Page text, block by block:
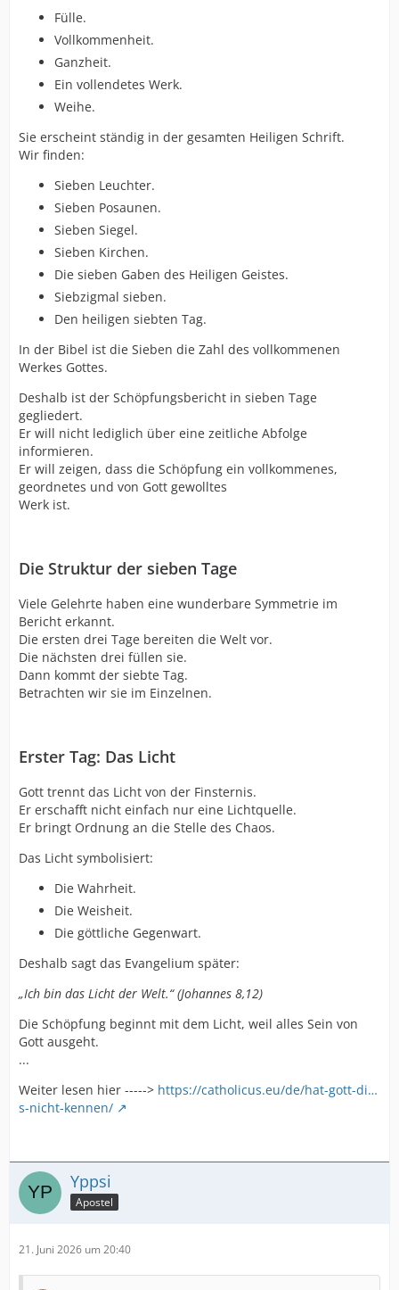
Fülle.
Vollkommenheit.
Ganzheit.
Ein vollendetes Werk.
Weihe.
Sie erscheint ständig in der gesamten Heiligen Schrift.
Wir finden:
Sieben Leuchter.
Sieben Posaunen.
Sieben Siegel.
Sieben Kirchen.
Die sieben Gaben des Heiligen Geistes.
Siebzigmal sieben.
Den heiligen siebten Tag.
In der Bibel ist die Sieben die Zahl des vollkommenen
Werkes Gottes.
Deshalb ist der Schöpfungsbericht in sieben Tage
gegliedert.
Er will nicht lediglich über eine zeitliche Abfolge
informieren.
Er will zeigen, dass die Schöpfung ein vollkommenes,
geordnetes und von Gott gewolltes
Werk ist.
Die Struktur der sieben Tage
Viele Gelehrte haben eine wunderbare Symmetrie im
Bericht erkannt.
Die ersten drei Tage bereiten die Welt vor.
Die nächsten drei füllen sie.
Dann kommt der siebte Tag.
Betrachten wir sie im Einzelnen.
Erster Tag: Das Licht
Gott trennt das Licht von der Finsternis.
Er erschafft nicht einfach nur eine Lichtquelle.
Er bringt Ordnung an die Stelle des Chaos.
Das Licht symbolisiert:
Die Wahrheit.
Die Weisheit.
Die göttliche Gegenwart.
Deshalb sagt das Evangelium später:
„Ich bin das Licht der Welt.“ (Johannes 8,12)
Die Schöpfung beginnt mit dem Licht, weil alles Sein von
Gott ausgeht.
...
Weiter lesen hier -----> https://catholicus.eu/de/hat-gott-di…
s-nicht-kennen/
Yppsi
Apostel
21. Juni 2026 um 20:40